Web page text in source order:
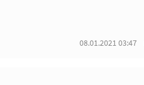
08.01.2021 03:47